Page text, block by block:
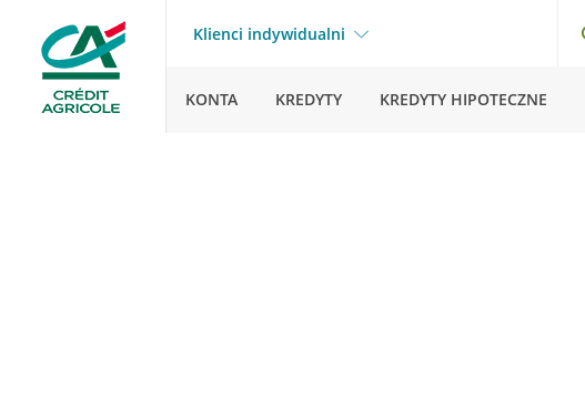
Klienci indywidualni
KONTA KREDYTY KREDYTY HIPOTECZNE